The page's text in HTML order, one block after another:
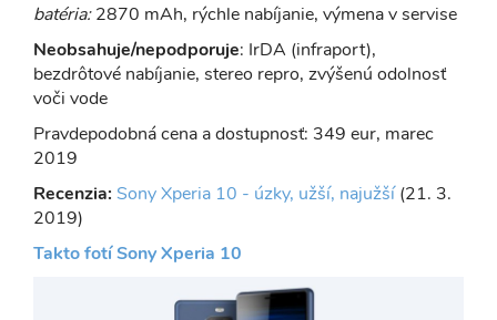
batéria:2870 mAh, rýchle nabíjanie, výmena v servise
Neobsahuje/nepodporuje: IrDA (infraport),
bezdrôtové nabíjanie, stereo repro, zvýšenú odolnosť
voči vode
Pravdepodobná cena a dostupnosť: 349 eur, marec
2019
Recenzia: Sony Xperia 10 - úzky, užší, najužší(21. 3.
2019)
Takto fotí Sony Xperia 10